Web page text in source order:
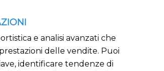
e analisi avanzati che
delle vendite. Puoi
identificare tendenze di